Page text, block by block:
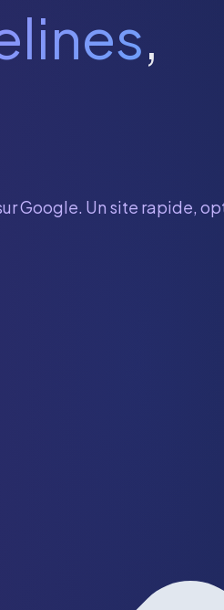
,
Google. Un site rapide,